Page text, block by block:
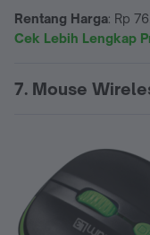
Rentang Harga: Rp
Cek Lebih Lengkap
7. Mouse